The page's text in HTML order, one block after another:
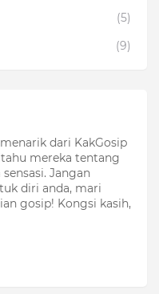
(5)
(9)
dari KakGosip
mereka tentang
Jangan
diri anda, mari
gosip! Kongsi kasih,